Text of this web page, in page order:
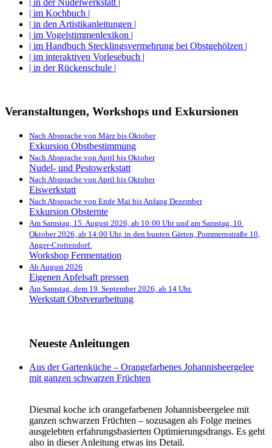
| im Kochbuch |
| in den Artistikanleitungen |
| im Vogelstimmenlexikon |
| im Handbuch Stecklingsvermehrung bei Obstgehölzen |
| im interaktiven Vorlesebuch |
| in der Rückenschule |
Veranstaltungen, Workshops und Exkursionen
Nach Absprache von März bis Oktober
Exkursion Obstbestimmung
Nach Absprache von April bis Oktober
Nudel- und Pestowerkstatt
Nach Absprache von April bis Oktober
Eiswerkstatt
Nach Absprache von Ende Mai bis Anfang Dezember
Exkursion Obsternte
Am Samstag, 15. August 2026, ab 10:00 Uhr und am Samstag, 10.
Oktober 2026, ab 14:00 Uhr, in den bunten Gärten, Pommernstraße 10,
Anger-Crottendorf.
Workshop Fermentation
Ab August 2026
Eigenen Apfelsaft pressen
Am Samstag, dem 19. September 2026, ab 14 Uhr.
Werkstatt Obstverarbeitung
Neueste Anleitungen
Aus der Gartenküche – Orangefarbenes Johannisbeergelee
mit ganzen schwarzen Früchten
Diesmal koche ich orangefarbenen Johannisbeergelee mit
ganzen schwarzen Früchten – sozusagen als Folge meines
ausgelebten erfahrungsbasierten Optimierungsdrangs. Es geht
also in dieser Anleitung etwas ins Detail.